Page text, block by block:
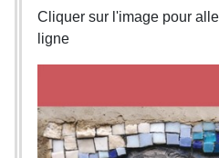
Cliquer sur l'image pour
ligne